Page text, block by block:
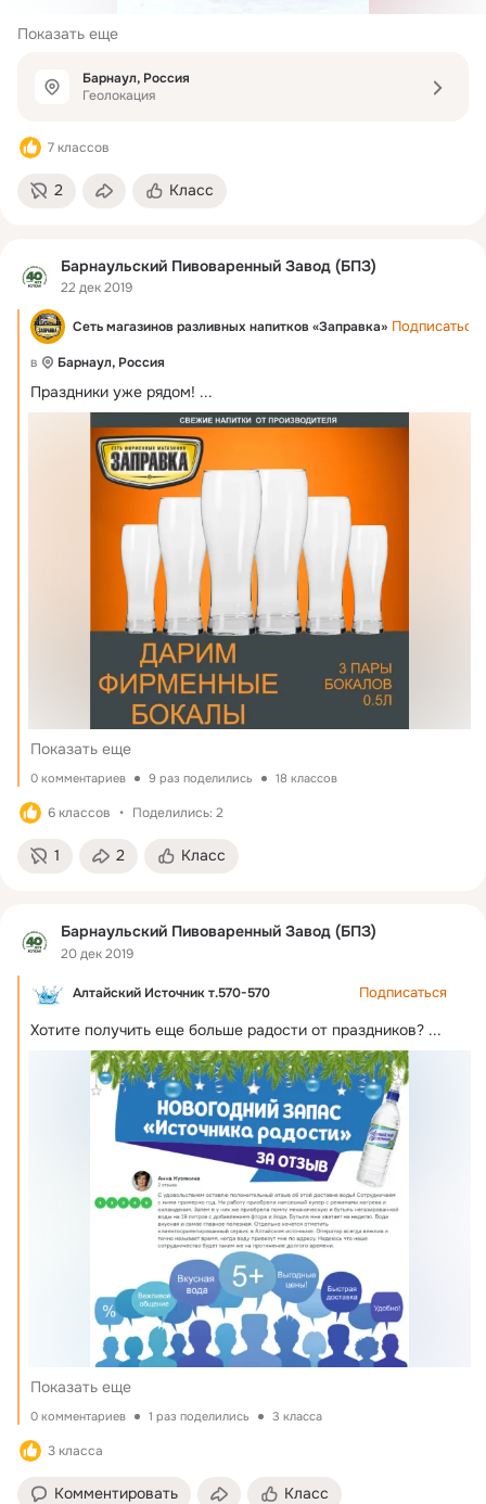
Показать еще
Барнаул, Россия
Геолокация
7 классов
2 Класс
Барнаульский Пивоваренный Завод (БПЗ)
22 дек 2019
Сеть магазинов разливных напитков «Заправка» Подписаться
в Барнаул, Россия
Праздники уже рядом! ...
Показать еще
0 комментариев 9 раз поделились 18 классов
6 классов Поделились: 2
1 2 Класс
Барнаульский Пивоваренный Завод (БПЗ)
20 дек 2019
Алтайский Источник т.570-570 Подписаться
Хотите получить еще больше радости от праздников? ...
Показать еще
0 комментариев 1 раз поделились 3 класса
3 класса
Комментировать Класс